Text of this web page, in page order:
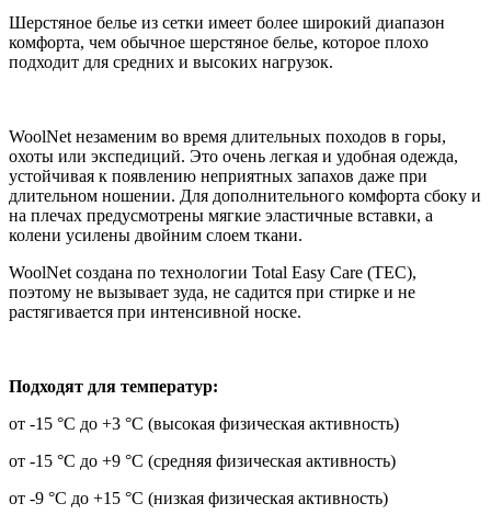
Шерстяное белье из сетки имеет более широкий диапазон
комфорта, чем обычное шерстяное белье, которое плохо
подходит для средних и высоких нагрузок.
WoolNet незаменим во время длительных походов в горы,
охоты или экспедиций. Это очень легкая и удобная одежда,
устойчивая к появлению неприятных запахов даже при
длительном ношении. Для дополнительного комфорта сбоку и
на плечах предусмотрены мягкие эластичные вставки, а
колени усилены двойним слоем ткани.
WoolNet создана по технологии Total Easy Care (TEC),
поэтому не вызывает зуда, не садится при стирке и не
растягивается при интенсивной носке.
Подходят для температур:
от -15 °C до +3 °C (высокая физическая активность)
от -15 °C до +9 °C (средняя физическая активность)
от -9 °C до +15 °C (низкая физическая активность)